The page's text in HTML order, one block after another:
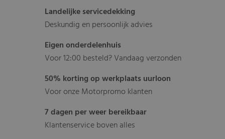
Landelijke servicedekking
Deskundig en persoonlijk advies
Eigen onderdelenhuis
Voor 12:00 besteld? Vandaag verzonden
50% korting op werkplaats uurloon
Voor onze Motorpromo klanten
7 dagen per weer bereikbaar
Klantenservice boven alles